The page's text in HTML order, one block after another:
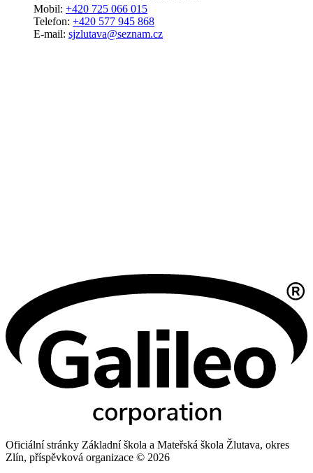
Mobil: +420 725 066 015
Telefon: +420 577 945 868
E-mail: sjzlutava@seznam.cz
Oficiální stránky Základní škola a Mateřská škola Žlutava, okres
Zlín, příspěvková organizace © 2026